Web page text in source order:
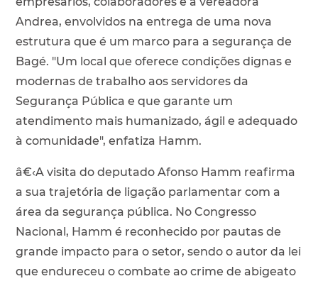
Andrea, envolvidos na entrega de uma nova
estrutura que é um marco para a segurança de
Bagé. "Um local que oferece condições dignas e
modernas de trabalho aos servidores da
Segurança Pública e que garante um
atendimento mais humanizado, ágil e adequado
à comunidade", enfatiza Hamm.
â€‹A visita do deputado Afonso Hamm reafirma
a sua trajetória de ligação parlamentar com a
área da segurança pública. No Congresso
Nacional, Hamm é reconhecido por pautas de
grande impacto para o setor, sendo o autor da lei
que endureceu o combate ao crime de abigeato